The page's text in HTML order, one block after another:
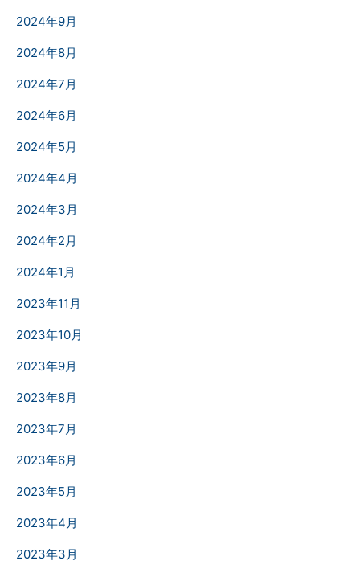
2024年9月
2024年8月
2024年7月
2024年6月
2024年5月
2024年4月
2024年3月
2024年2月
2024年1月
2023年11月
2023年10月
2023年9月
2023年8月
2023年7月
2023年6月
2023年5月
2023年4月
2023年3月